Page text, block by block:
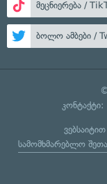
მეცნიერება /
ბოლო ამბები /
კონტაქტი:
სამომხმარებლო